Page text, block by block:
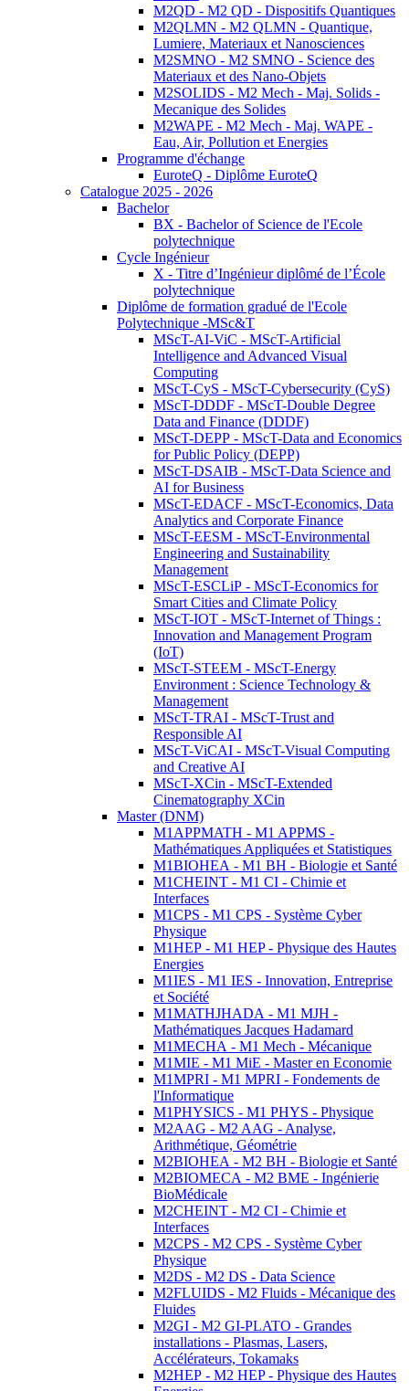
M2QD - M2 QD - Dispositifs Quantiques
M2QLMN - M2 QLMN - Quantique,
Lumiere, Materiaux et Nanosciences
M2SMNO - M2 SMNO - Science des
Materiaux et des Nano-Objets
M2SOLIDS - M2 Mech - Maj. Solids -
Mecanique des Solides
M2WAPE - M2 Mech - Maj. WAPE -
Eau, Air, Pollution et Energies
Programme d'échange
EuroteQ - Diplôme EuroteQ
Catalogue 2025 - 2026
Bachelor
BX - Bachelor of Science de l'Ecole
polytechnique
Cycle Ingénieur
X - Titre d’Ingénieur diplômé de l’École
polytechnique
Diplôme de formation gradué de l'Ecole
Polytechnique -MSc&T
MScT-AI-ViC - MScT-Artificial
Intelligence and Advanced Visual
Computing
MScT-CyS - MScT-Cybersecurity (CyS)
MScT-DDDF - MScT-Double Degree
Data and Finance (DDDF)
MScT-DEPP - MScT-Data and Economics
for Public Policy (DEPP)
MScT-DSAIB - MScT-Data Science and
AI for Business
MScT-EDACF - MScT-Economics, Data
Analytics and Corporate Finance
MScT-EESM - MScT-Environmental
Engineering and Sustainability
Management
MScT-ESCLiP - MScT-Economics for
Smart Cities and Climate Policy
MScT-IOT - MScT-Internet of Things :
Innovation and Management Program
(IoT)
MScT-STEEM - MScT-Energy
Environment : Science Technology &
Management
MScT-TRAI - MScT-Trust and
Responsible AI
MScT-ViCAI - MScT-Visual Computing
and Creative AI
MScT-XCin - MScT-Extended
Cinematography XCin
Master (DNM)
M1APPMATH - M1 APPMS -
Mathématiques Appliquées et Statistiques
M1BIOHEA - M1 BH - Biologie et Santé
M1CHEINT - M1 CI - Chimie et
Interfaces
M1CPS - M1 CPS - Système Cyber
Physique
M1HEP - M1 HEP - Physique des Hautes
Energies
M1IES - M1 IES - Innovation, Entreprise
et Société
M1MATHJHADA - M1 MJH -
Mathématiques Jacques Hadamard
M1MECHA - M1 Mech - Mécanique
M1MIE - M1 MiE - Master en Economie
M1MPRI - M1 MPRI - Fondements de
l'Informatique
M1PHYSICS - M1 PHYS - Physique
M2AAG - M2 AAG - Analyse,
Arithmétique, Géométrie
M2BIOHEA - M2 BH - Biologie et Santé
M2BIOMECA - M2 BME - Ingénierie
BioMédicale
M2CHEINT - M2 CI - Chimie et
Interfaces
M2CPS - M2 CPS - Système Cyber
Physique
M2DS - M2 DS - Data Science
M2FLUIDS - M2 Fluids - Mécanique des
Fluides
M2GI - M2 GI-PLATO - Grandes
installations - Plasmas, Lasers,
Accélérateurs, Tokamaks
M2HEP - M2 HEP - Physique des Hautes